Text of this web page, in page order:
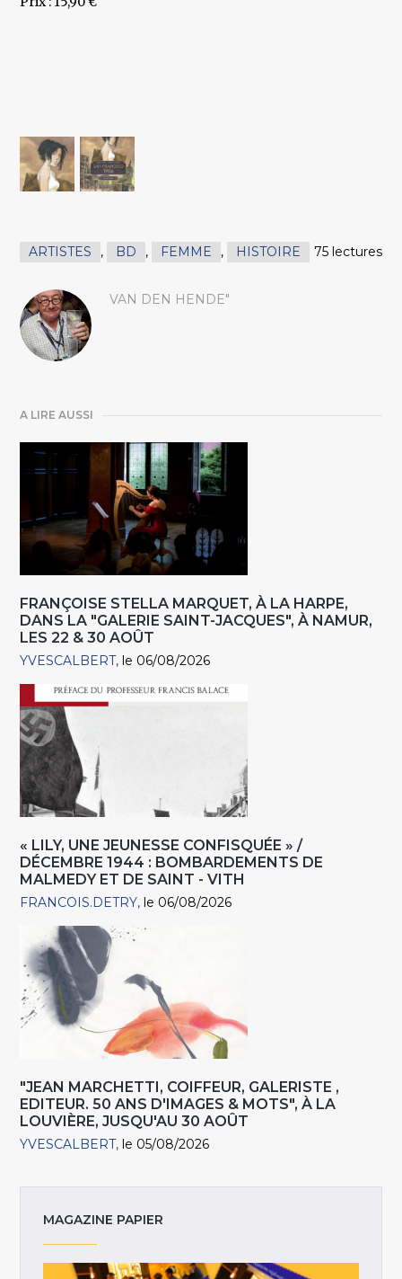
ARTISTES , BD , FEMME , HISTOIRE 75 lectures
VAN DEN HENDE"
A LIRE AUSSI
FRANÇOISE STELLA MARQUET, À LA HARPE,
DANS LA "GALERIE SAINT-JACQUES", À NAMUR,
LES 22 & 30 AOÛT
YVESCALBERT le 06/08/2026
« LILY, UNE JEUNESSE CONFISQUÉE » /
DÉCEMBRE 1944 : BOMBARDEMENTS DE
MALMEDY ET DE SAINT - VITH
FRANCOIS.DETRY le 06/08/2026
"JEAN MARCHETTI, COIFFEUR, GALERISTE ,
EDITEUR. 50 ANS D'IMAGES & MOTS", À LA
LOUVIÈRE, JUSQU'AU 30 AOÛT
YVESCALBERT le 05/08/2026
MAGAZINE PAPIER